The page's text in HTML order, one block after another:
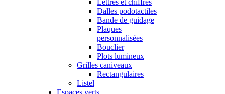
Lettres et chiffres
Dalles podotactiles
Bande de guidage
Plaques
personnalisées
Bouclier
Plots lumineux
Grilles caniveaux
Rectangulaires
Listel
Espaces verts